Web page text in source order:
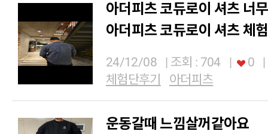
아더피츠 코듀로이 셔츠 너
아더피츠 코듀로이 셔츠 체
24/12/08 | 조회 : 704 | 0
체험단후기
아더피츠
운동갈때 느낌살꺼같아요